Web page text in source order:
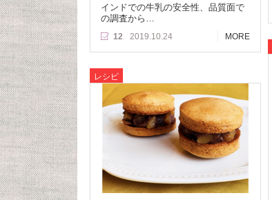
インドでの牛乳の安全性、品質面で
の調査から…
12 2019.10.24
MORE
レシピ